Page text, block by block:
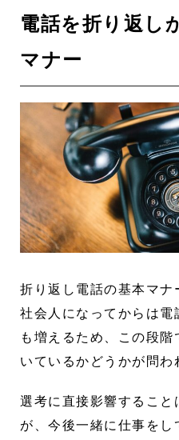
電話を折り返し
マナー
折り返し電話の基本マナ
社会人になってからは
も増えるため、この段
いているかどうかが問わ
選考に直接影響するこ
が、今後一緒に仕事をし